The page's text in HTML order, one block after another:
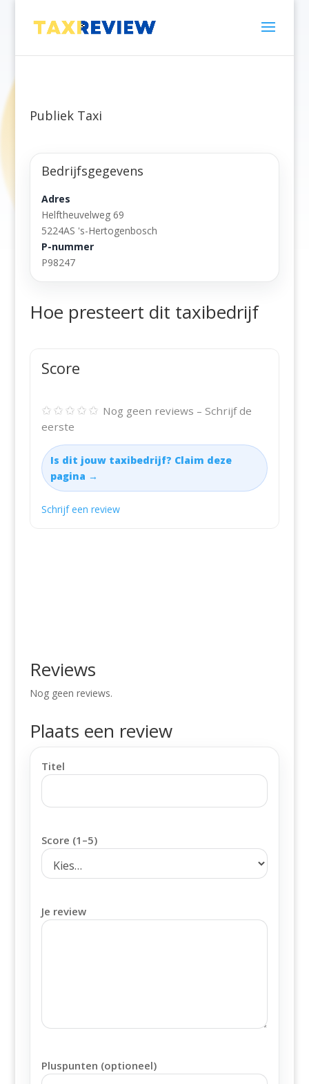
Publiek Taxi
Bedrijfsgegevens
Adres
Helftheuvelweg 69
5224AS 's-Hertogenbosch
P-nummer
P98247
Hoe presteert dit taxibedrijf
Score
✩✩✩✩✩ Nog geen reviews – Schrijf de
eerste
Is dit jouw taxibedrijf? Claim deze
pagina →
Schrijf een review
Reviews
Nog geen reviews.
Plaats een review
Titel
Score (1–5)
Je review
Pluspunten (optioneel)